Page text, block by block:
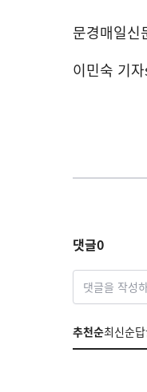
문경매일신
이민숙 기자
댓글0
댓글을 작성
추천순최신순